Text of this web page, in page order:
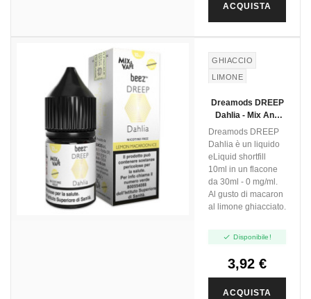
ACQUISTA
GHIACCIO
LIMONE
Dreamods DREEP
Dahlia - Mix And
Vape - 10ml
Dreamods DREEP
Dahlia è un liquido
eLiquid shortfill
10ml in un flacone
da 30ml - 0 mg/ml.
Al gusto di macaron
al limone ghiacciato.
 Disponibile!
3,92 €
ACQUISTA